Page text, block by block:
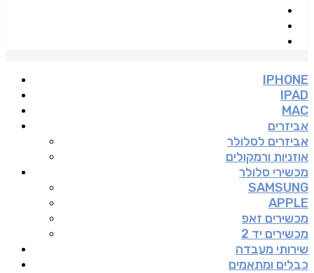
IPHONE
IPAD
MAC
אביזרים
אביזרים לסלולר
אוזניות ורמקולים
מכשירי סלולר
SAMSUNG
APPLE
מכשירים זאפ
מכשירים יד 2
שירותי מעבדה
כבלים ומתאמים